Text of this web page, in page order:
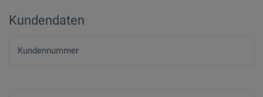
Kundendaten
Kundennummer